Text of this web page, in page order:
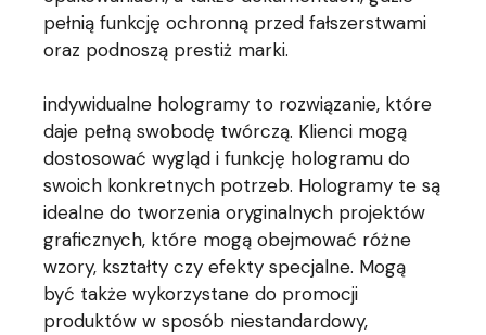
pełnią funkcję ochronną przed fałszerstwami
oraz podnoszą prestiż marki.
indywidualne hologramy to rozwiązanie, które
daje pełną swobodę twórczą. Klienci mogą
dostosować wygląd i funkcję hologramu do
swoich konkretnych potrzeb. Hologramy te są
idealne do tworzenia oryginalnych projektów
graficznych, które mogą obejmować różne
wzory, kształty czy efekty specjalne. Mogą
być także wykorzystane do promocji
produktów w sposób niestandardowy,